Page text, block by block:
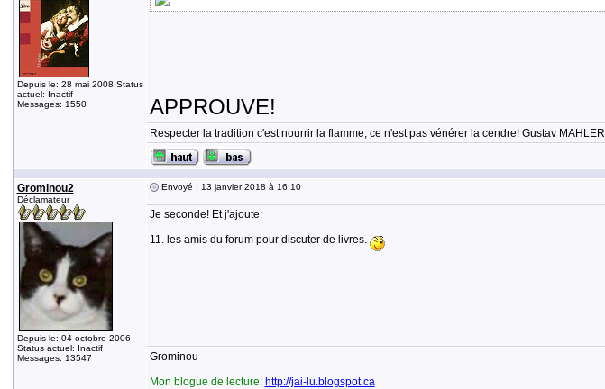
Depuis le: 28 mai 2008 Status
actuel: Inactif
Messages: 1550
APPROUVE!
Respecter la tradition c'est nourrir la flamme, ce n'est pas vénérer la cendre! Gustav MAHLER
Grominou2
Déclamateur
Depuis le: 04 octobre 2006
Status actuel: Inactif
Messages: 13547
Envoyé : 13 janvier 2018 à 16:10
Je seconde! Et j'ajoute:
11. les amis du forum pour discuter de livres.
Grominou
Mon blogue de lecture: http://jai-lu.blogspot.ca